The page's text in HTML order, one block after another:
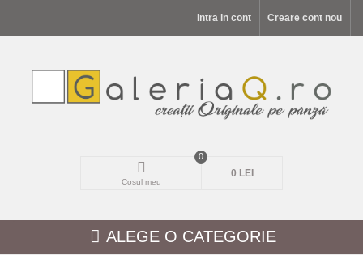
Intra in cont Creare cont nou
Cosul meu
0
0 LEI
ALEGE O CATEGORIE